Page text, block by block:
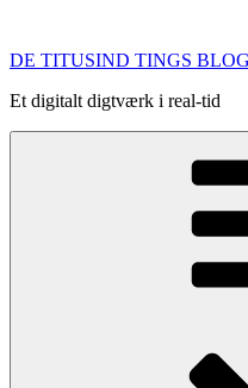
indhold
DE TITUSIND TINGS BLOG
Et digitalt digtværk i real-tid